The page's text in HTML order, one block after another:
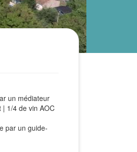
un médiateur
1/4 de vin AOC
par un guide-